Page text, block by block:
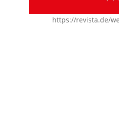
https://revista.de/